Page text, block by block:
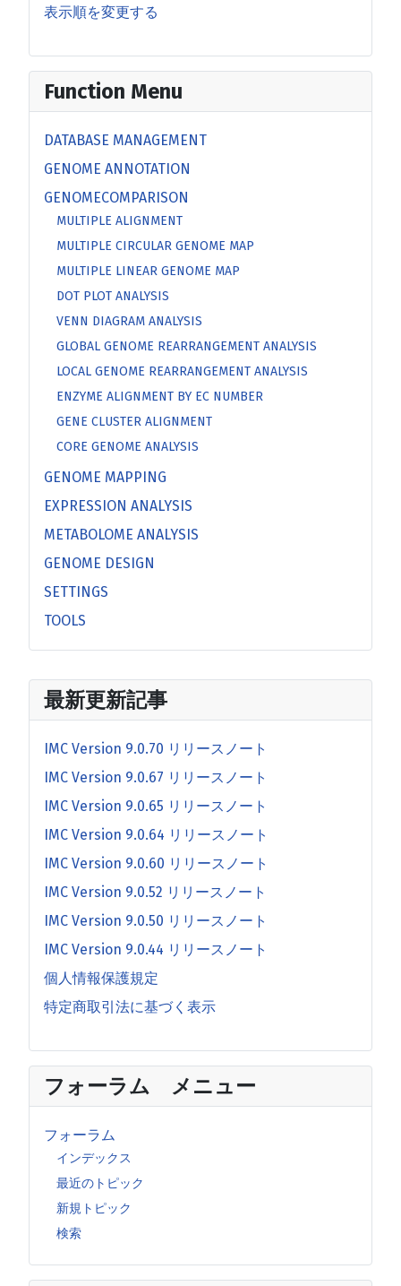
最新更新記事
IMC Version 9.0.70 リリースノート
IMC Version 9.0.67 リリースノート
IMC Version 9.0.65 リリースノート
IMC Version 9.0.64 リリースノート
IMC Version 9.0.60 リリースノート
IMC Version 9.0.52 リリースノート
IMC Version 9.0.50 リリースノート
IMC Version 9.0.44 リリースノート
個人情報保護規定
特定商取引法に基づく表示
フォーラム メニュー
フォーラム
インデックス
最近のトピック
新規トピック
検索
表示順を変更する
Function Menu
DATABASE MANAGEMENT
GENOME ANNOTATION
GENOMECOMPARISON
MULTIPLE ALIGNMENT
MULTIPLE CIRCULAR GENOME MAP
MULTIPLE LINEAR GENOME MAP
DOT PLOT ANALYSIS
VENN DIAGRAM ANALYSIS
GLOBAL GENOME REARRANGEMENT ANALYSIS
LOCAL GENOME REARRANGEMENT ANALYSIS
ENZYME ALIGNMENT BY EC NUMBER
GENE CLUSTER ALIGNMENT
CORE GENOME ANALYSIS
GENOME MAPPING
EXPRESSION ANALYSIS
METABOLOME ANALYSIS
GENOME DESIGN
SETTINGS
TOOLS